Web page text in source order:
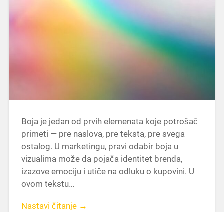
Boja je jedan od prvih elemenata koje potrošač
primeti — pre naslova, pre teksta, pre svega
ostalog. U marketingu, pravi odabir boja u
vizualima može da pojača identitet brenda,
izazove emociju i utiče na odluku o kupovini. U
ovom tekstu…
Nastavi čitanje →